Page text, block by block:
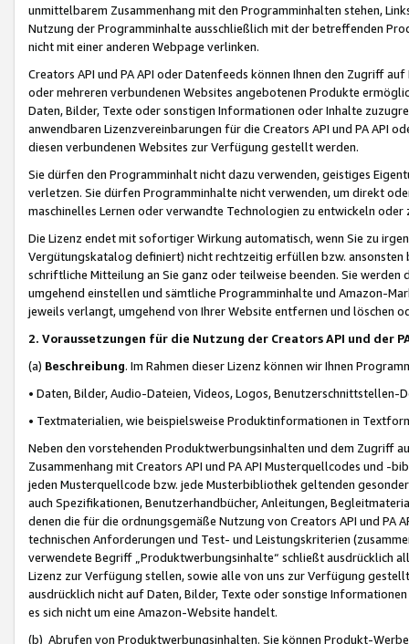
unmittelbarem Zusammenhang mit den Programminhalten stehen,
Nutzung der Programminhalte ausschließlich mit der betreffenden
nicht mit einer anderen Webpage verlinken.
Creators API und PA API oder Datenfeeds können Ihnen den Zugriff
oder mehreren verbundenen Websites angebotenen Produkte
Daten, Bilder, Texte oder sonstigen Informationen oder Inhalte
anwendbaren Lizenzvereinbarungen für die Creators API und PA API
diesen verbundenen Websites zur Verfügung gestellt werden.
Sie dürfen den Programminhalt nicht dazu verwenden, geistiges
verletzen. Sie dürfen Programminhalte nicht verwenden, um direkt
maschinelles Lernen oder verwandte Technologien zu entwickeln
Die Lizenz endet mit sofortiger Wirkung automatisch, wenn Sie zu
Vergütungskatalog definiert) nicht rechtzeitig erfüllen bzw. ansonsten
schriftliche Mitteilung an Sie ganz oder teilweise beenden. Sie werden
umgehend einstellen und sämtliche Programminhalte und Amazon-
jeweils verlangt, umgehend von Ihrer Website entfernen und löschen
2. Voraussetzungen für die Nutzung der Creators API und der
(a) Beschreibung. Im Rahmen dieser Lizenz können wir Ihnen
• Daten, Bilder, Audio-Dateien, Videos, Logos, Benutzerschnittstellen-
• Textmaterialien, wie beispielsweise Produktinformationen in
Neben den vorstehenden Produktwerbungsinhalten und dem Zugriff
Zusammenhang mit Creators API und PA API Musterquellcodes und
jeden Musterquellcode bzw. jede Musterbibliothek geltenden
auch Spezifikationen, Benutzerhandbücher, Anleitungen,
denen die für die ordnungsgemäße Nutzung von Creators API und PA
technischen Anforderungen und Test- und Leistungskriterien
verwendete Begriff „Produktwerbungsinhalte“ schließt ausdrücklich
Lizenz zur Verfügung stellen, sowie alle von uns zur Verfügung
ausdrücklich nicht auf Daten, Bilder, Texte oder sonstige
es sich nicht um eine Amazon-Website handelt.
(b) Abrufen von Produktwerbungsinhalten. Sie können Produkt-